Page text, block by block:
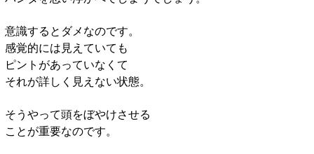
意識するとダメなのです。
感覚的には見えていても
ピントがあっていなくて
それが詳しく見えない状態。
そうやって頭をぼやけさせる
ことが重要なのです。